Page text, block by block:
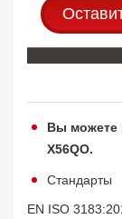
Вы можете
X56QO.
Стандарты
EN ISO